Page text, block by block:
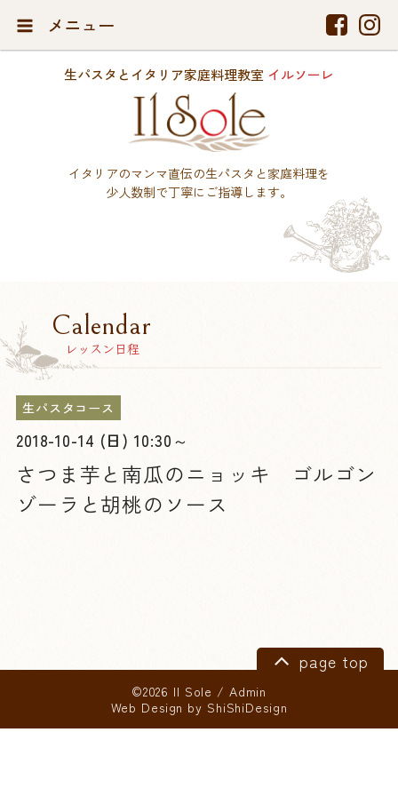
メニュー
生パスタとイタリア家庭料理教室 イルソーレ
イタリアのマンマ直伝の生パスタと家庭料理を
少人数制で丁寧にご指導します。
Calendar
レッスン日程
生パスタコース
2018-10-14 (日) 10:30～
さつま芋と南瓜のニョッキ ゴルゴン
ゾーラと胡桃のソース
page top
©2026 Il Sole / Admin
Web Design by ShiShiDesign